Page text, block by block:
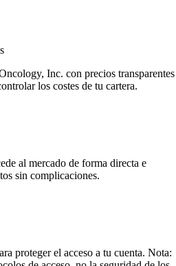
Inc. con precios transparentes
los costes de tu cartera.
al mercado de forma directa e
sin complicaciones.
proteger el acceso a tu cuenta. Nota: